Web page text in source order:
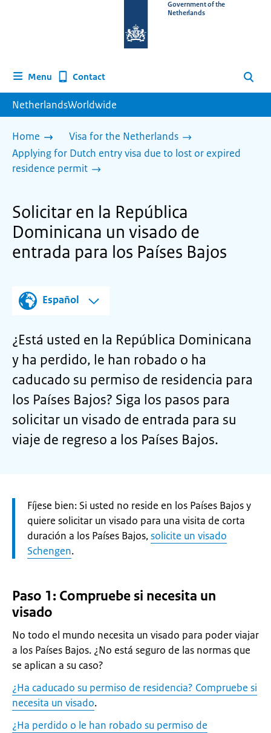
homepage
Government of the
Netherlands
Menu Contact Search
NetherlandsWorldwide
Home
Visa for the Netherlands
Applying for Dutch entry visa due to lost or expired
residence permit
Solicitar en la República
Dominicana un visado de
entrada para los Países Bajos
Español
¿Está usted en la República Dominicana
y ha perdido, le han robado o ha
caducado su permiso de residencia para
los Países Bajos? Siga los pasos para
solicitar un visado de entrada para su
viaje de regreso a los Países Bajos.
Let
op:
Fíjese bien: Si usted no reside en los Países Bajos y
quiere solicitar un visado para una visita de corta
duración a los Países Bajos,solicite un visado
Schengen.
Paso 1: Compruebe si necesita un
visado
No todo el mundo necesita un visado para poder viajar
a los Países Bajos. ¿No está seguro de las normas que
se aplican a su caso?
¿Ha caducado su permiso de residencia? Compruebe si
necesita un visado.
¿Ha perdido o le han robado su permiso de